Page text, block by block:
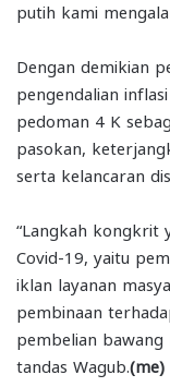
putih kami
Dengan demikian
pengendalian
pedoman 4 K
pasokan,
serta kelancaran
“Langkah kongkrit
Covid-19, yaitu
iklan layanan
pembinaan
pembelian bawang
tandas Wagub. (me)